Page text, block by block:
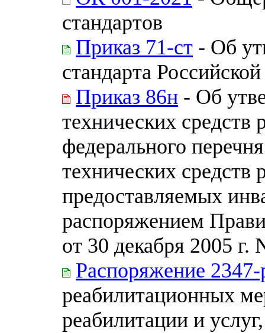
стандартов
Приказ 71-ст - Об
стандарта
Приказ 86н - Об
технических средств
федерального
технических средств
предоставляемых
распоряжением
от 30 декабря 2005 г.
Распоряжение 2347-
реабилитационных
реабилитации и